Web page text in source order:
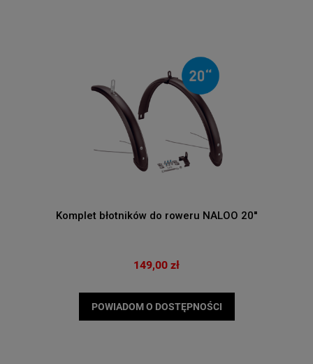
Komplet błotników do roweru NALOO 20''
149,00 zł
POWIADOM O DOSTĘPNOŚCI